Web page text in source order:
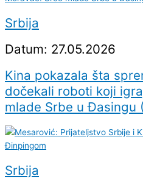
Srbija
Datum: 27.05.2026
Kina pokazala šta
dočekali roboti koji
mlade Srbe u Đasingu
Srbija